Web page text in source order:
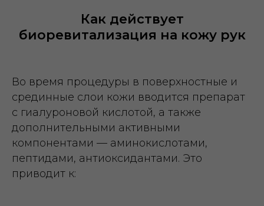
Как действует
биоревитализация на кожу рук
Во время процедуры в поверхностные и
срединные слои кожи вводится препарат
с гиалуроновой кислотой, а также
дополнительными активными
компонентами — аминокислотами,
пептидами, антиоксидантами. Это
приводит к: